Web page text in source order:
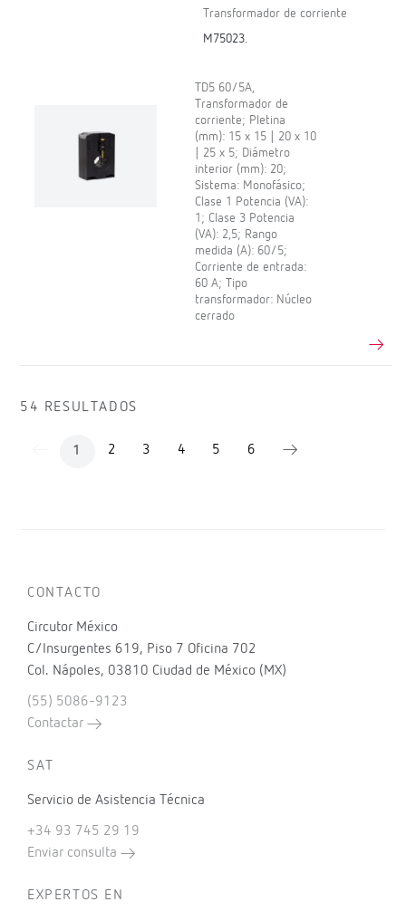
Transformador de corriente
M75023.
TD5 60/5A,
Transformador de
corriente; Pletina
(mm): 15 x 15 | 20 x 10
| 25 x 5; Diámetro
interior (mm): 20;
Sistema: Monofásico;
Clase 1 Potencia (VA):
1; Clase 3 Potencia
(VA): 2,5; Rango
medida (A): 60/5;
Corriente de entrada:
60 A; Tipo
transformador: Núcleo
cerrado
54 RESULTADOS
1 2 3 4 5 6
CONTACTO
Circutor México
C/Insurgentes 619, Piso 7 Oficina 702
Col. Nápoles, 03810 Ciudad de México (MX)
(55) 5086-9123
Contactar
SAT
Servicio de Asistencia Técnica
+34 93 745 29 19
Enviar consulta
EXPERTOS EN